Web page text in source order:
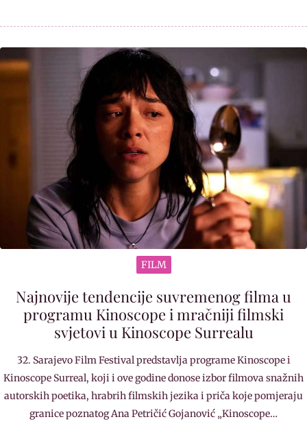
FILM
Najnovije tendencije suvremenog filma u
programu Kinoscope i mračniji filmski
svjetovi u Kinoscope Surrealu
32. Sarajevo Film Festival predstavlja programe Kinoscope i
Kinoscope Surreal, koji i ove godine donose izbor filmova snažnih
autorskih poetika, hrabrih filmskih jezika i priča koje pomjeraju
granice poznatog Ana Petričić Gojanović „Kinoscope…